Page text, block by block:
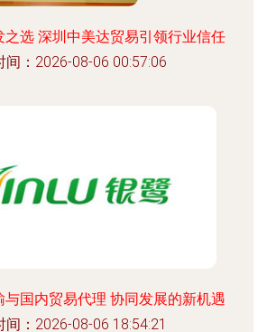
之选 深圳中美达贸易引领行业信任
间：2026-08-06 00:57:06
与国内贸易代理 协同发展的新机遇
间：2026-08-06 18:54:21